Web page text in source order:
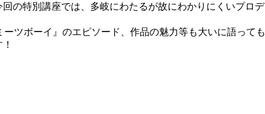
の特別講座では、多岐にわたるが故にわかりにくいプロ
ツボーイ』のエピソード、作品の魅力等も大いに語っても